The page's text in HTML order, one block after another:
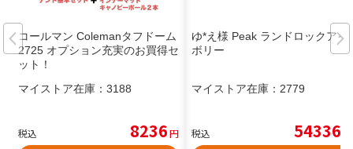
コールマン Colemanタフドーム
2725 オプション充実のお買得セ
ット！
マイストア在庫： 3188
税込 8236円
ゆ*え様 Peak ランドロックアイ
ボリー
マイストア在庫： 2779
税込 54336